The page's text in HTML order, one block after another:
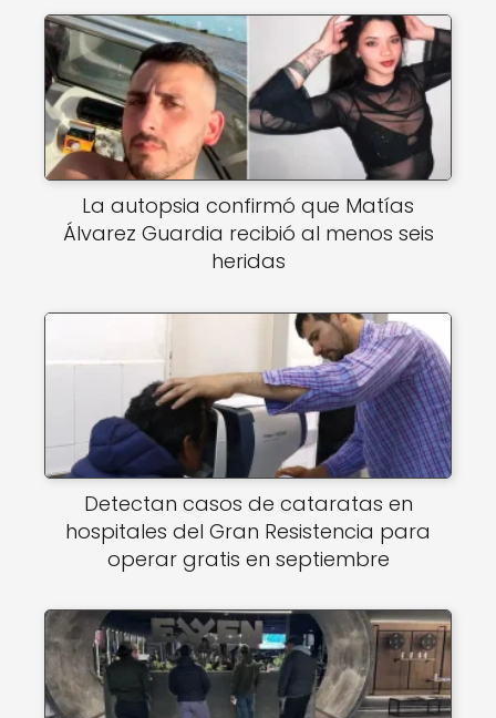
La autopsia confirmó que Matías
Álvarez Guardia recibió al menos seis
heridas
Detectan casos de cataratas en
hospitales del Gran Resistencia para
operar gratis en septiembre